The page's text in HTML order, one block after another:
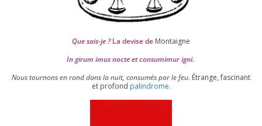
Que sais-je ?La devise de Montaigne
In girum imus nocte et consu­mi­mur igni.
Nous tour­nons en rond dans la nuit, consu­més par le feu. Étrange, fas­ci­nant
et pro­fond palin­drome.